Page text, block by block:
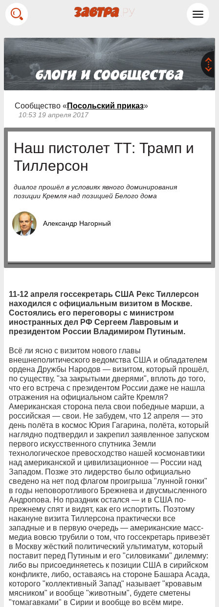
Сообщество « Посольский приказ»
10:53 19 апреля 2017
Наш пистолет ТТ: Трамп и
Тиллерсон
диалог прошёл в условиях явного доминирования
позиции Кремля над позицией Белого дома
Александр Нагорный
11-12 апреля госсекретарь США Рекс Тиллерсон
находился с официальным визитом в Москве.
Состоялись его переговоры с министром
иностранных дел РФ Сергеем Лавровым и
президентом России Владимиром Путиным.
Всё ли ясно с визитом нового главы
внешнеполитического ведомства США и обладателем
ордена Дружбы Народов — визитом, который прошёл,
по существу, "за закрытыми дверями", вплоть до того,
что его встреча с президентом России даже не нашла
отражения на официальном сайте Кремля?
Американская сторона пела свои победные марши, а
российская — свои. Не забудем, что 12 апреля — это
день полёта в космос Юрия Гагарина, полёта, который
наглядно подтвердил и закрепил заявленное запуском
первого искусственного спутника Земли
технологическое превосходство нашей космонавтики
над американской и цивилизационное — России над
Западом. Позже это лидерство было официально
сведено на нет под флагом проигрыша "лунной гонки"
в годы неповоротливого Брежнева и двусмысленного
Андропова. Но праздник остался — и в США по-
прежнему спят и видят, как его испортить. Поэтому
накануне визита Тиллерсона практически все
западные и в первую очередь — американские масс-
медиа вовсю трубили о том, что госсекретарь привезёт
в Москву жёсткий политический ультиматум, который
поставит перед Путиным и его "силовиками" дилемму:
либо вы присоединяетесь к позиции США в сирийском
конфликте, либо, оставаясь на стороне Башара Асада,
которого "коллективный Запад" называет "кровавым
мясником" и вообще "животным", будете сметены
"томагавками" в Сирии и вообще во всём мире.